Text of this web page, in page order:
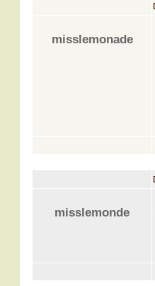
misslemonade
misslemonde